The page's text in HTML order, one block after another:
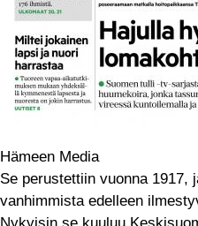
Hämeen Media
Se perustettiin vuonna 1917,
vanhimmista edelleen